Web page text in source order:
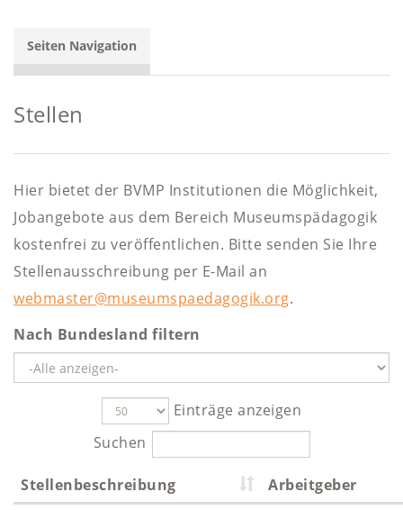
Seiten Navigation
Stellen
Hier bietet der BVMP Institutionen die Möglichkeit,
Jobangebote aus dem Bereich Museumspädagogik
kostenfrei zu veröffentlichen. Bitte senden Sie Ihre
Stellenausschreibung per E-Mail an
webmaster@museumspaedagogik.org.
Nach Bundesland filtern
Einträge anzeigen
Suchen
Stellenbeschreibung
Arbeitgeber